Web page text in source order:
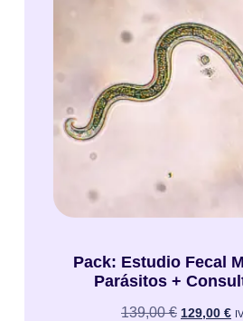
Pack: Estudio Fecal
Parásitos +
139,00€ 129,00 €